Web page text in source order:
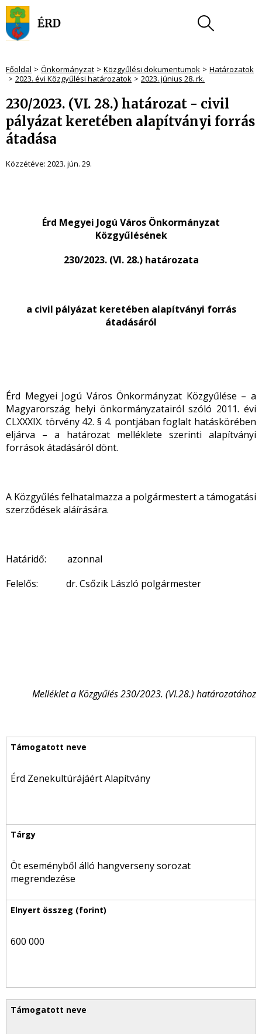
Főoldal Önkormányzat Közgyűlési dokumentumok
Határozatok
2023. évi Közgyűlési határozatok
2023. június 28. rk.
230/2023. (VI. 28.) határozat - civil
pályázat keretében alapítványi forrás
átadása
Közzétéve: 2023. jún. 29.
Érd Megyei Jogú Város Önkormányzat
Közgyűlésének
230/2023. (VI. 28.) határozata
a civil pályázat keretében alapítványi forrás
átadásáról
Érd Megyei Jogú Város Önkormányzat Közgyűlése – a
Magyarország helyi önkormányzatairól szóló 2011. évi
CLXXXIX. törvény 42. § 4. pontjában foglalt hatáskörében
eljárva – a határozat melléklete szerinti alapítványi
források átadásáról dönt.
A Közgyűlés felhatalmazza a polgármestert a támogatási
szerződések aláírására.
Határidő: azonnal
Felelős: dr. Csőzik László polgármester
Melléklet a Közgyűlés 230/2023. (VI.28.) határozatához
Érd Zenekultúrájáért Alapítvány
Öt eseményből álló hangverseny sorozat
megrendezése
600 000